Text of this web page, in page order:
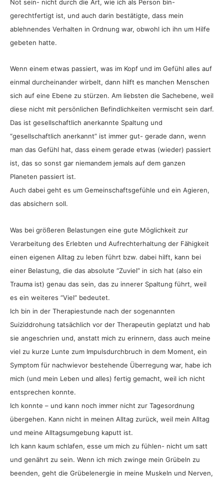
Not sein- nicht durch die Art, wie ich als Person bin-
gerechtfertigt ist, und auch darin bestätigte, dass mein
ablehnendes Verhalten in Ordnung war, obwohl ich ihn um Hilfe
gebeten hatte.
Wenn einem etwas passiert, was im Kopf und im Gefühl alles auf
einmal durcheinander wirbelt, dann hilft es manchen Menschen
sich auf eine Ebene zu stürzen. Am liebsten die Sachebene, weil
diese nicht mit persönlichen Befindlichkeiten vermischt sein darf.
Das ist gesellschaftlich anerkannte Spaltung und
“gesellschaftlich anerkannt” ist immer gut- gerade dann, wenn
man das Gefühl hat, dass einem gerade etwas (wieder) passiert
ist, das so sonst gar niemandem jemals auf dem ganzen
Planeten passiert ist.
Auch dabei geht es um Gemeinschaftsgefühle und ein Agieren,
das absichern soll.
Was bei größeren Belastungen eine gute Möglichkeit zur
Verarbeitung des Erlebten und Aufrechterhaltung der Fähigkeit
einen eigenen Alltag zu leben führt bzw. dabei hilft, kann bei
einer Belastung, die das absolute “Zuviel” in sich hat (also ein
Trauma ist) genau das sein, das zu innerer Spaltung führt, weil
es ein weiteres “Viel” bedeutet.
Ich bin in der Therapiestunde nach der sogenannten
Suiziddrohung tatsächlich vor der Therapeutin geplatzt und hab
sie angeschrien und, anstatt mich zu erinnern, dass auch meine
viel zu kurze Lunte zum Impulsdurchbruch in dem Moment, ein
Symptom für nachwievor bestehende Überregung war, habe ich
mich (und mein Leben und alles) fertig gemacht, weil ich nicht
entsprechen konnte.
Ich konnte – und kann noch immer nicht zur Tagesordnung
übergehen. Kann nicht in meinen Alltag zurück, weil mein Alltag
und meine Alltagsumgebung kaputt ist.
Ich kann kaum schlafen, esse um mich zu fühlen- nicht um satt
und genährt zu sein. Wenn ich mich zwinge mein Grübeln zu
beenden, geht die Grübelenergie in meine Muskeln und Nerven,